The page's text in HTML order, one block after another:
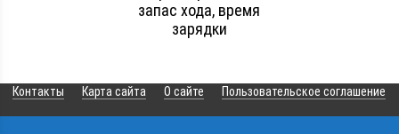
запас хода, время
зарядки
Контакты Карта сайта О сайте Пользовательское соглашение